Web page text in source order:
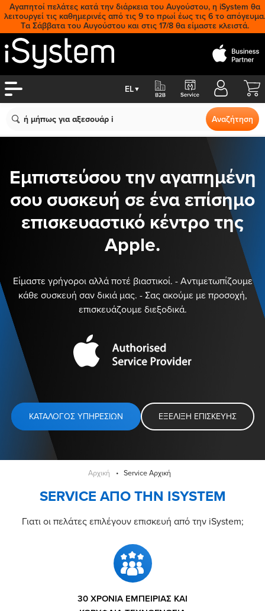
Αγαπητοί πελάτες κατά την διάρκεια του Αυγούστου, η iSystem θα
λειτουργεί τις καθημερινές από τις 9 το πρωί έως τις 6 το απόγευμα.
Tα Σάββατα του Αυγούστου και στις 17/8 θα είμαστε κλειστά.
Αναζήτηση
EL▼
Cart
Εμπιστεύσου την αγαπημένη
σου συσκευή σε ένα επίσημο
επισκευαστικό κέντρο της
Apple.
Είμαστε γρήγοροι αλλά ποτέ βιαστικοί. - Αντιμετωπίζουμε
κάθε συσκευή σαν δικιά μας. - Σας ακούμε με προσοχή,
επισκευάζουμε διεξοδικά.
ΚΑΤΑΛΟΓΟΣ ΥΠΗΡΕΣΙΩΝ ΕΞΕΛΙΞΗ ΕΠΙΣΚΕΥΗΣ
Αρχική Service Αρχική
SERVICE ΑΠΟ ΤΗΝ ISYSTEM
Γιατι οι πελάτες επιλέγουν επισκευή από την iSystem;
30 ΧΡΟΝΙΑ ΕΜΠΕΙΡΙΑΣ ΚΑΙ